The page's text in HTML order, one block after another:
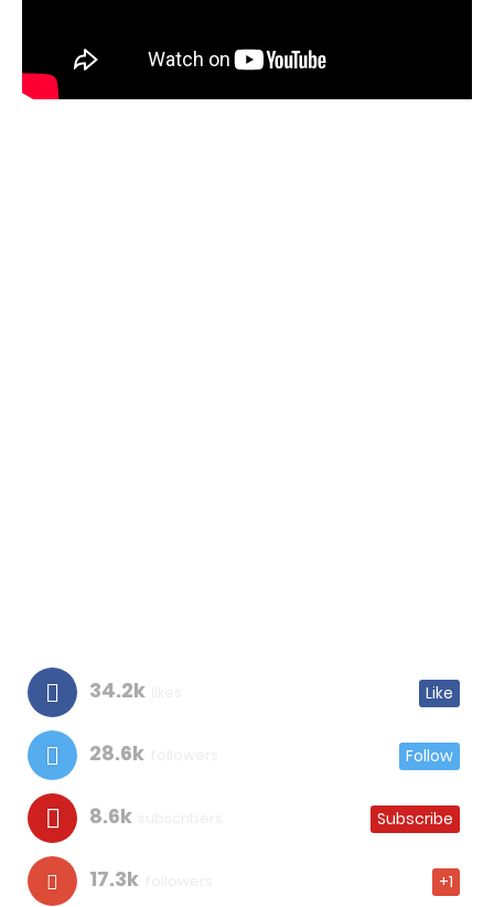
34.2k Like
28.6k Follow
8.6k Subscribe
17.3k +1